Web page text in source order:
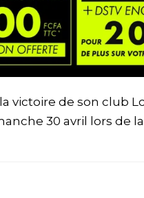
victoire de son club
30 avril lors de